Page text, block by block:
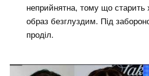
неприйнятна, тому що старить
образ безглуздим. Під
проділ.